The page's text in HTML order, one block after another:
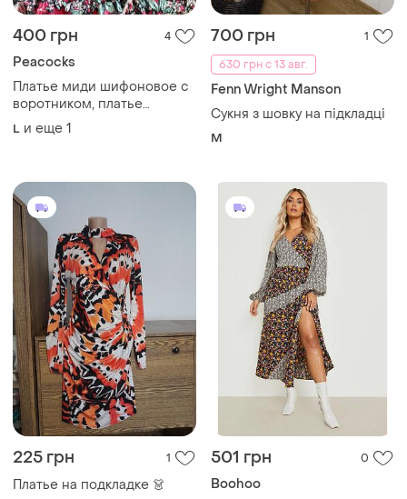
400 грн 4
Peacocks
Платье миди шифоновое с
воротником, платье
ярусное расклешенное с
ярким цветочным принтом
L и еще 1
700 грн
1
630 грн с 13 авг.
Fenn Wright Manson
Сукня з шовку на підкладці
M
225 грн 1
Платье на подкладке 👗
501 грн 0
Boohoo